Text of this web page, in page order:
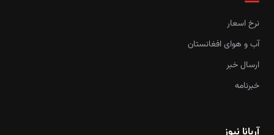
نرخ اسعار
آب و هوای افغانستان
ارسال خبر
خبرنامه